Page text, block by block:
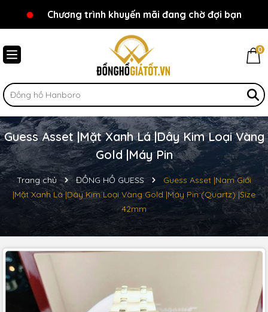
Chào mừng bạn đến với Đồnghồgiátốt.vn!
Chương trình khuyến mãi đang chờ đợi bạn
0
Guess Asset |Mặt Xanh Lá |Dây Kim Loại Vàng
Gold |Máy Pin
Trang chủ ĐỒNG HỒ GUESS
Guess Asset |Nam Giới
|Mặt Xanh Lá |Dây Kim Loại Vàng Gold |Máy Pin (Quartz) |Size
42mm